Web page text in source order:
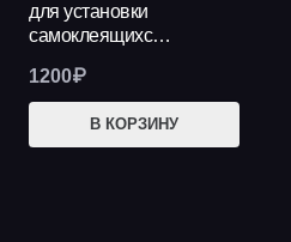
для установки
самоклеящихс…
1200₽
В КОРЗИНУ